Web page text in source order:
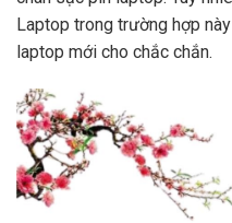
Laptop trong trường hợp
laptop mới cho chắc chắn.